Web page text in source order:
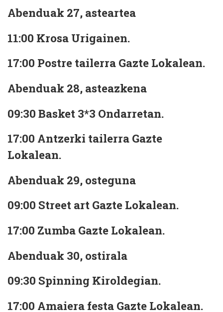
Abenduak 27, asteartea
11:00 Krosa Urigainen.
17:00 Postre tailerra Gazte Lokalean.
Abenduak 28, asteazkena
09:30 Basket 3*3 Ondarretan.
17:00 Antzerki tailerra Gazte
Lokalean.
Abenduak 29, osteguna
09:00 Street art Gazte Lokalean.
17:00 Zumba Gazte Lokalean.
Abenduak 30, ostirala
09:30 Spinning Kiroldegian.
17:00 Amaiera festa Gazte Lokalean.